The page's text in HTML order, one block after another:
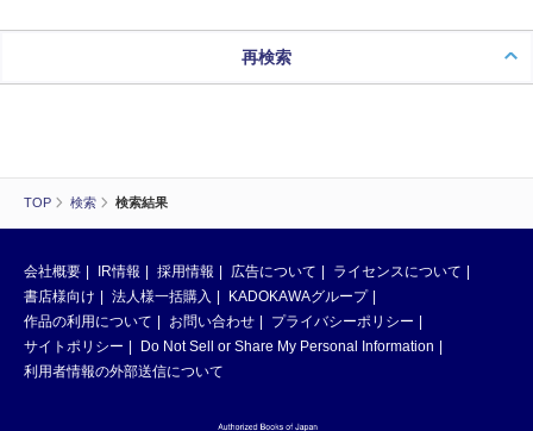
TOP 検索 検索結果
再検索
会社概要 IR情報 採用情報 広告について
ライセンスについて
書店様向け
法人様一括購入
KADOKAWAグループ
作品の利用について
お問い合わせ
プライバシーポリシー
サイトポリシー
Do Not Sell or Share My Personal Information
利用者情報の外部送信について